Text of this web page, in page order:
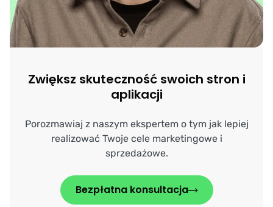
Zwiększ skuteczność swoich stron i
aplikacji
Porozmawiaj z naszym ekspertem o tym jak lepiej
realizować Twoje cele marketingowe i
sprzedażowe.
Bezpłatna konsultacja